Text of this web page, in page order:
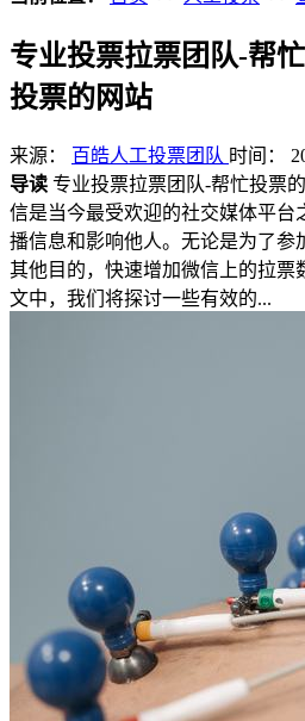
专业投票拉票团队-帮
投票的网站
来源： 百皓人工投票团队 时间：
导读 专业投票拉票团队-帮忙投票
信是当今最受欢迎的社交媒体平台
播信息和影响他人。无论是为了参
其他目的，快速增加微信上的拉票
文中，我们将探讨一些有效的...